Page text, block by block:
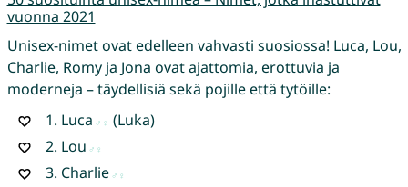
vuonna 2021
Unisex-nimet ovat edelleen vahvasti suosiossa! Luca, Lou,
Charlie, Romy ja Jona ovat ajattomia, erottuvia ja
moderneja – täydellisiä sekä pojille että tytöille:
1. Luca
(Luka)
2. Lou
3. Charlie